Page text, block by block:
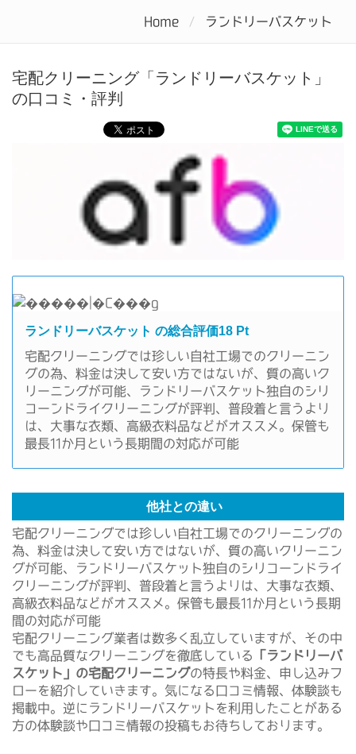
Home ランドリーバスケット
宅配クリーニング「ランドリーバスケット」
の口コミ・評判
ランドリーバスケット の総合評価18 Pt
宅配クリーニングでは珍しい自社工場でのクリーニン
グの為、料金は決して安い方ではないが、質の高いク
リーニングが可能、ランドリーバスケット独自のシリ
コーンドライクリーニングが評判、普段着と言うより
は、大事な衣類、高級衣料品などがオススメ。保管も
最長11か月という長期間の対応が可能
他社との違い
宅配クリーニングでは珍しい自社工場でのクリーニングの
為、料金は決して安い方ではないが、質の高いクリーニン
グが可能、ランドリーバスケット独自のシリコーンドライ
クリーニングが評判、普段着と言うよりは、大事な衣類、
高級衣料品などがオススメ。保管も最長11か月という長期
間の対応が可能
宅配クリーニング業者は数多く乱立していますが、その中
でも高品質なクリーニングを徹底している
「ランドリーバ
スケット」の宅配クリーニングの特長や料金、申し込みフ
ローを紹介していきます。気になる口コミ情報、体験談も
掲載中。逆にランドリーバスケットを利用したことがある
方の体験談や口コミ情報の投稿もお待ちしております。